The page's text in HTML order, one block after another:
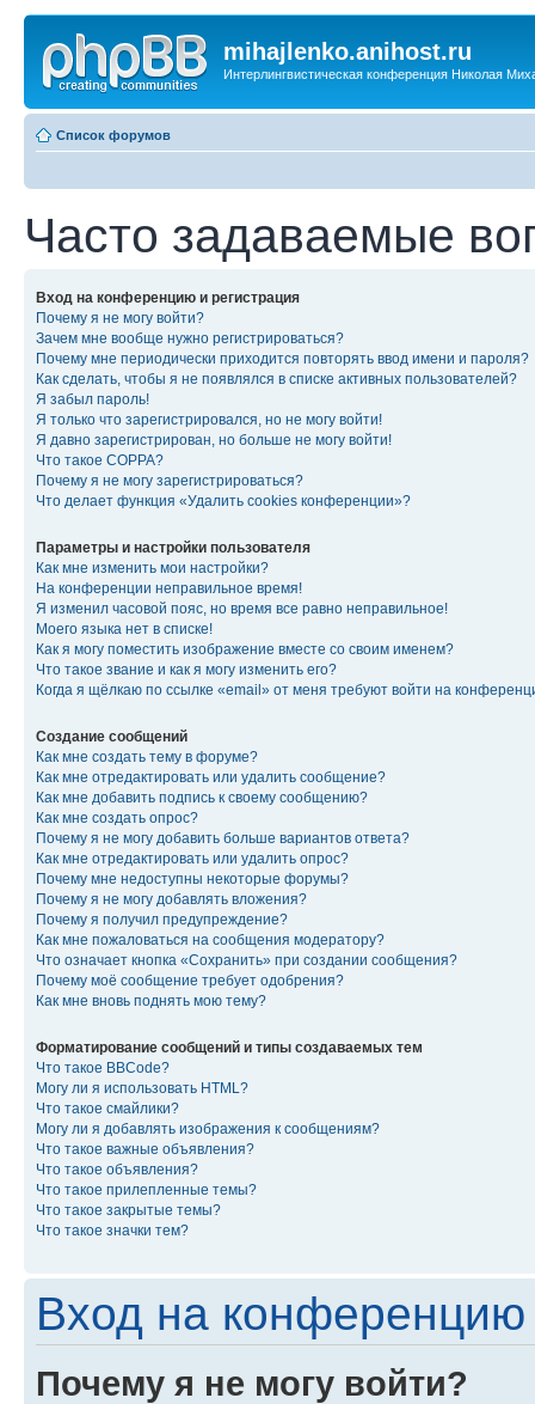
mihajlenko.anihost.ru
Интерлингвистическая конференция Николая
Список форумов
Часто задаваемые
Вход на конференцию и регистрация
Почему я не могу войти?
Зачем мне вообще нужно регистрироваться?
Почему мне периодически приходится повторять ввод имени и пароля?
Как сделать, чтобы я не появлялся в списке активных пользователей?
Я забыл пароль!
Я только что зарегистрировался, но не могу войти!
Я давно зарегистрирован, но больше не могу войти!
Что такое COPPA?
Почему я не могу зарегистрироваться?
Что делает функция «Удалить cookies конференции»?
Параметры и настройки пользователя
Как мне изменить мои настройки?
На конференции неправильное время!
Я изменил часовой пояс, но время все равно неправильное!
Моего языка нет в списке!
Как я могу поместить изображение вместе со своим именем?
Что такое звание и как я могу изменить его?
Когда я щёлкаю по ссылке «email» от меня требуют войти на
Создание сообщений
Как мне создать тему в форуме?
Как мне отредактировать или удалить сообщение?
Как мне добавить подпись к своему сообщению?
Как мне создать опрос?
Почему я не могу добавить больше вариантов ответа?
Как мне отредактировать или удалить опрос?
Почему мне недоступны некоторые форумы?
Почему я не могу добавлять вложения?
Почему я получил предупреждение?
Как мне пожаловаться на сообщения модератору?
Что означает кнопка «Сохранить» при создании сообщения?
Почему моё сообщение требует одобрения?
Как мне вновь поднять мою тему?
Форматирование сообщений и типы создаваемых тем
Что такое BBCode?
Могу ли я использовать HTML?
Что такое смайлики?
Могу ли я добавлять изображения к сообщениям?
Что такое важные объявления?
Что такое объявления?
Что такое прилепленные темы?
Что такое закрытые темы?
Что такое значки тем?
Вход на конференцию
Почему я не могу войти?